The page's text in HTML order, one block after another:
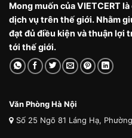
Mong muốn của VIETCERT
dịch vụ trên thế giới. Nhằm
đạt đủ điều kiện và thuận lợi
tới thế giới.
Văn Phòng Hà Nội
Số 25 Ngõ 81 Láng Hạ,